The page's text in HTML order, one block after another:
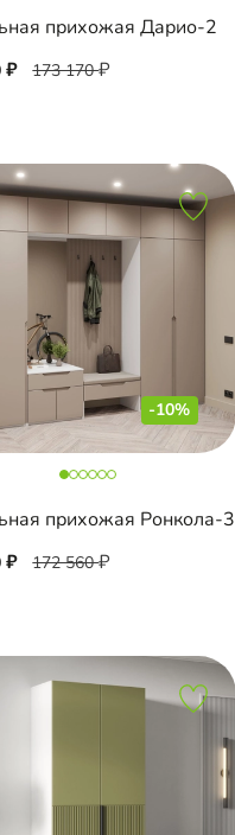
прихожая Дарио-2
173 170
-10%
прихожая Ронкола-3
172 560